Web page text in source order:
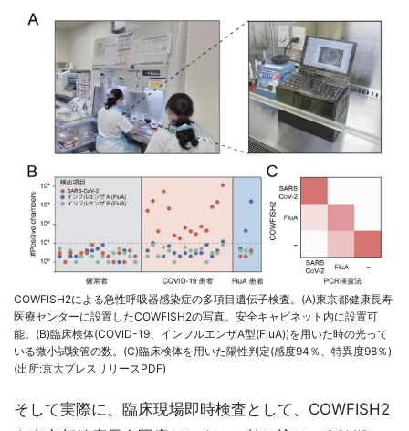
COWFISH2による急性呼吸器感染症の多項目遺伝子検査。(A)東京都健康長寿
医療センターに設置したCOWFISH2の写真。安全キャビネット内に設置可
能。(B)臨床検体(COVID-19、インフルエンザA型(FluA))を用いた時の光って
いる微小試験管の数。(C)臨床検体を用いた陽性判定(感度94％、特異度98％)
(出所:京大プレスリリースPDF)
そして実際に、臨床現場即時検査として、COWFISH2